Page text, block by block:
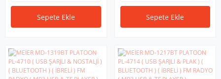
Sepete Ekle Sepete Ekle